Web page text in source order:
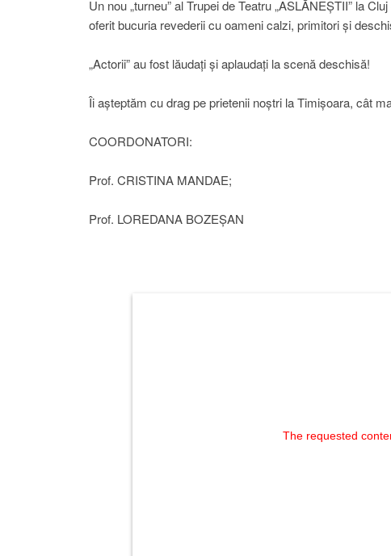
Un nou „turneu” al Trupei de Teatru „ASLĂNEȘTII” la
oferit bucuria revederii cu oameni calzi, primitori și
„Actorii” au fost lăudați și aplaudați la scenă deschisă!
Îi așteptăm cu drag pe prietenii noștri la Timișoara, cât
COORDONATORI:
Prof. CRISTINA MANDAE;
Prof. LOREDANA BOZEȘAN
The requested